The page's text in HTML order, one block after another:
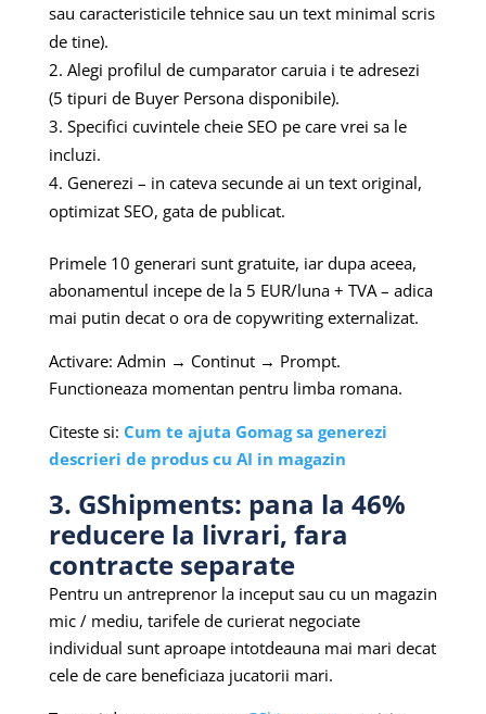
sau caracteristicile tehnice sau un text minimal scris
de tine).
Alegi profilul de cumparator caruia i te adresezi
(5 tipuri de Buyer Persona disponibile).
Specifici cuvintele cheie SEO pe care vrei sa le
incluzi.
Generezi – in cateva secunde ai un text original,
optimizat SEO, gata de publicat.
Primele 10 generari sunt gratuite, iar dupa aceea,
abonamentul incepe de la 5 EUR/luna + TVA – adica
mai putin decat o ora de copywriting externalizat.
Activare: Admin → Continut → Prompt.
Functioneaza momentan pentru limba romana.
Citeste si: Cum te ajuta Gomag sa generezi
descrieri de produs cu AI in magazin
3. GShipments: pana la 46%
reducere la livrari, fara
contracte separate
Pentru un antreprenor la inceput sau cu un magazin
mic / mediu, tarifele de curierat negociate
individual sunt aproape intotdeauna mai mari decat
cele de care beneficiaza jucatorii mari.